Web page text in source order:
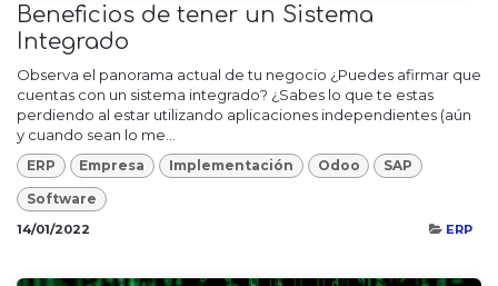
Beneficios de tener un Sistema
Integrado
Observa el panorama actual de tu negocio ¿Puedes afirmar que
cuentas con un sistema integrado? ¿Sabes lo que te estas
perdiendo al estar utilizando aplicaciones independientes (aún
y cuando sean lo me...
ERP Empresa Implementación Odoo SAP
Software
14/01/2022 ERP